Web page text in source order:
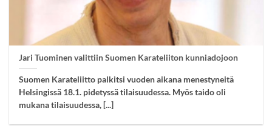
Jari Tuominen valittiin Suomen Karateliiton kunniadojoon
Suomen Karateliitto palkitsi vuoden aikana menestyneitä
Helsingissä 18.1. pidetyssä tilaisuudessa. Myös taido oli
mukana tilaisuudessa, [...]